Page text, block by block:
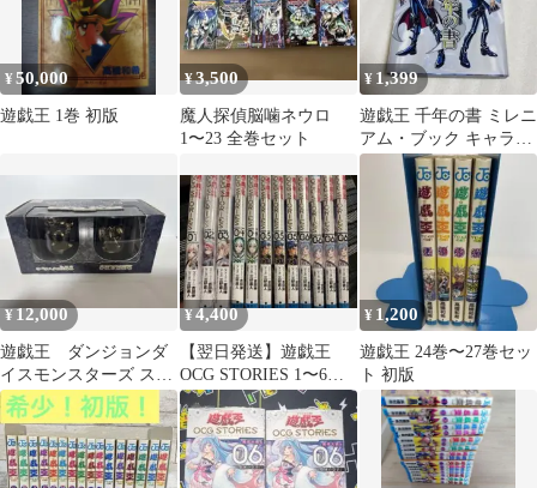
¥50,000
遊戯王 1巻 初版
¥3,500
魔人探偵脳噛ネウロ
1〜23 全巻セット
¥ 1,399
遊戯王 千年の書 ミレニ
アム・ブック キャラク
ターズガイドブック
¥12,000
遊戯王 ダンジョンダ
イスモンスターズ スペ
シャルパック2
¥4,400
【翌日発送】遊戯王
OCG STORIES 1〜6巻
セット
¥ 1,200
遊戯王 24巻〜27巻セッ
ト 初版